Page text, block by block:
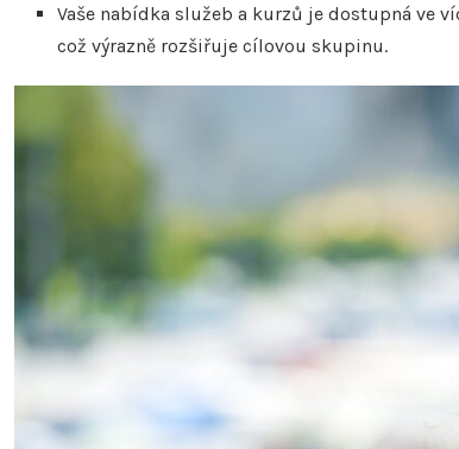
Vaše nabídka služeb a kurzů je dostupná ve
což výrazně rozšiřuje cílovou skupinu.